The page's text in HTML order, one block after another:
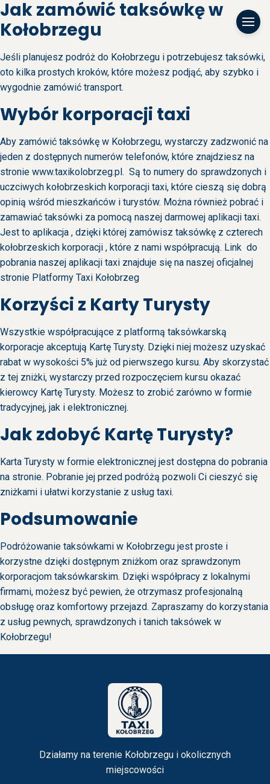
Jak zamówić taksówkę w
Kołobrzegu
Jeśli planujesz podróż do Kołobrzegu i potrzebujesz taksówki,
oto kilka prostych kroków, które możesz podjąć, aby szybko i
wygodnie zamówić transport.
Wybór korporacji taxi
Aby zamówić taksówkę w Kołobrzegu, wystarczy zadzwonić na
jeden z dostępnych numerów telefonów, które znajdziesz na
stronie www.taxikolobrzeg.pl. Są to numery do sprawdzonych i
uczciwych kołobrzeskich korporacji taxi, które cieszą się dobrą
opinią wśród mieszkańców i turystów. Można również pobrać i
zamawiać taksówki za pomocą naszej darmowej aplikacji taxi.
Jest to aplikacja , dzięki której zamówisz taksówkę z czterech
kołobrzeskich korporacji , które z nami współpracują. Link do
pobrania naszej aplikacji taxi znajduje się na naszej oficjalnej
stronie Platformy Taxi Kołobrzeg
Korzyści z Karty Turysty
Wszystkie współpracujące z platformą taksówkarską
korporacje akceptują Kartę Turysty. Dzięki niej możesz uzyskać
rabat w wysokości 5% już od pierwszego kursu. Aby skorzystać
z tej zniżki, wystarczy przed rozpoczęciem kursu okazać
kierowcy Kartę Turysty. Możesz to zrobić zarówno w formie
tradycyjnej, jak i elektronicznej.
Jak zdobyć Kartę Turysty?
Karta Turysty w formie elektronicznej jest dostępna do pobrania
na stronie. Pobranie jej przed podróżą pozwoli Ci cieszyć się
zniżkami i ułatwi korzystanie z usług taxi.
Podsumowanie
Podróżowanie taksówkami w Kołobrzegu jest proste i
korzystne dzięki dostępnym zniżkom oraz sprawdzonym
korporacjom taksówkarskim. Dzięki współpracy z lokalnymi
firmami, możesz być pewien, że otrzymasz profesjonalną
obsługę oraz komfortowy przejazd. Zapraszamy do korzystania
z usług pewnych, sprawdzonych i tanich taksówek w
Kołobrzegu!
Działamy na terenie Kołobrzegu i okolicznych
miejscowości